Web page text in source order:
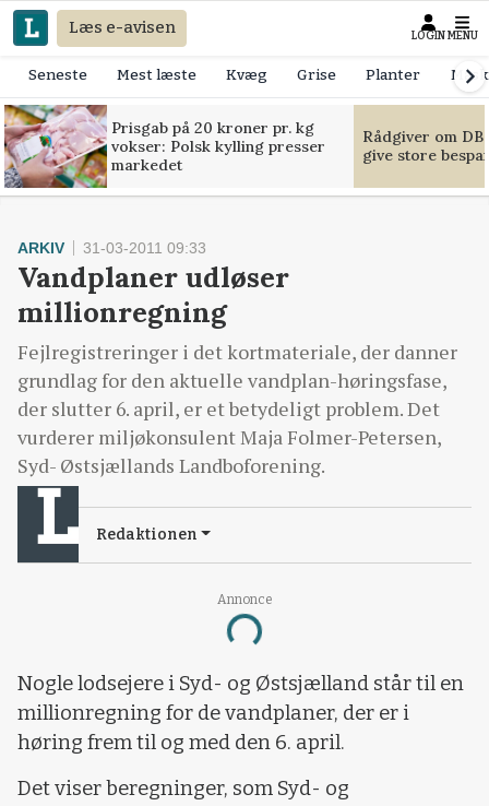
Læs e-avisen LOGIN MENU
Seneste Mest læste Kvæg Grise Planter
Prisgab på 20 kroner pr. kg
vokser: Polsk kylling presser
markedet
Rådgiver om
give store
Annonce
Loading...
ARKIV 31-03-2011 09:33
Vandplaner udløser
millionregning
Fejlregistreringer i det kortmateriale, der danner
grundlag for den aktuelle vandplan-høringsfase,
der slutter 6. april, er et betydeligt problem. Det
vurderer miljøkonsulent Maja Folmer-Petersen,
Syd- Østsjællands Landboforening.
Redaktionen
Nogle lodsejere i Syd- og Østsjælland står til en
millionregning for de vandplaner, der er i
høring frem til og med den 6. april.
Det viser beregninger, som Syd- og